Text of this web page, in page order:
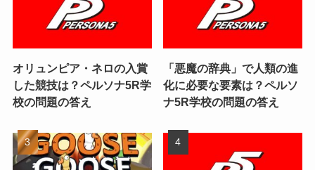
オリュンピア・ネロの入賞
した競技は？ペルソナ5R学
校の問題の答え
「悪魔の辞典」で人類の進
化に必要な要素は？ペルソ
ナ5R学校の問題の答え